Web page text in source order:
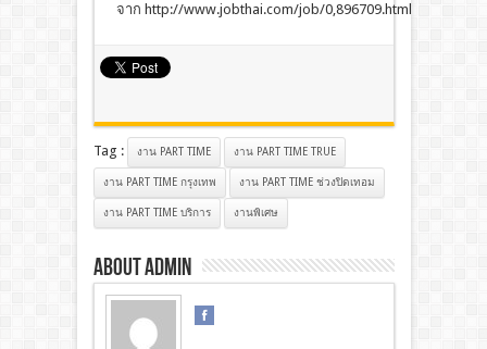
จาก http://www.jobthai.com/job/0,896709.html
Tag : งาน PART TIME งาน PART TIME TRUE
งาน PART TIME กรุงเทพ งาน PART TIME ช่วงปิดเทอม
งาน PART TIME บริการ งานพิเศษ
About admin